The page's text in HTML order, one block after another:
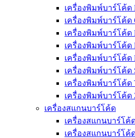
เครื่องพิมพ์บาร์โค้ด
เครื่องพิมพ์บาร์โค้ด
เครื่องพิมพ์บาร์โค้ด
เครื่องพิมพ์บาร์โค้ด
เครื่องพิมพ์บาร์โค้ด
เครื่องพิมพ์บาร์โค้ด
เครื่องพิมพ์บาร์โค้ด
เครื่องพิมพ์บาร์โค้ด
เครื่องสแกนบาร์โค้ด
เครื่องสแกนบาร์โค้
เครื่องสแกนบาร์โค้